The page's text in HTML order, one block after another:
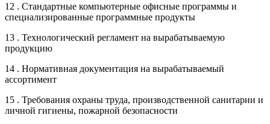
12 . Стандартные компьютерные офисные программы и
специализированные программные продукты
13 . Технологический регламент на вырабатываемую
продукцию
14 . Нормативная документация на вырабатываемый
ассортимент
15 . Требования охраны труда, производственной санитарии и
личной гигиены, пожарной безопасности